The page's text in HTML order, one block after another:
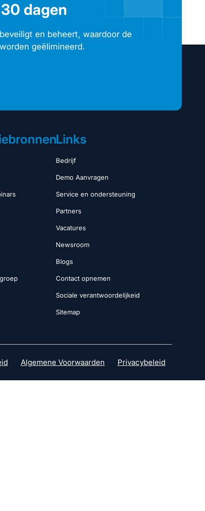
dagen
en beheert, waardoor de
geëlimineerd.
Links
Bedrijf
Demo Aanvragen
Service en ondersteuning
Partners
Vacatures
Newsroom
Blogs
Contact opnemen
Sociale verantwoordelijkeid
Sitemap
Algemene Voorwaarden Privacybeleid